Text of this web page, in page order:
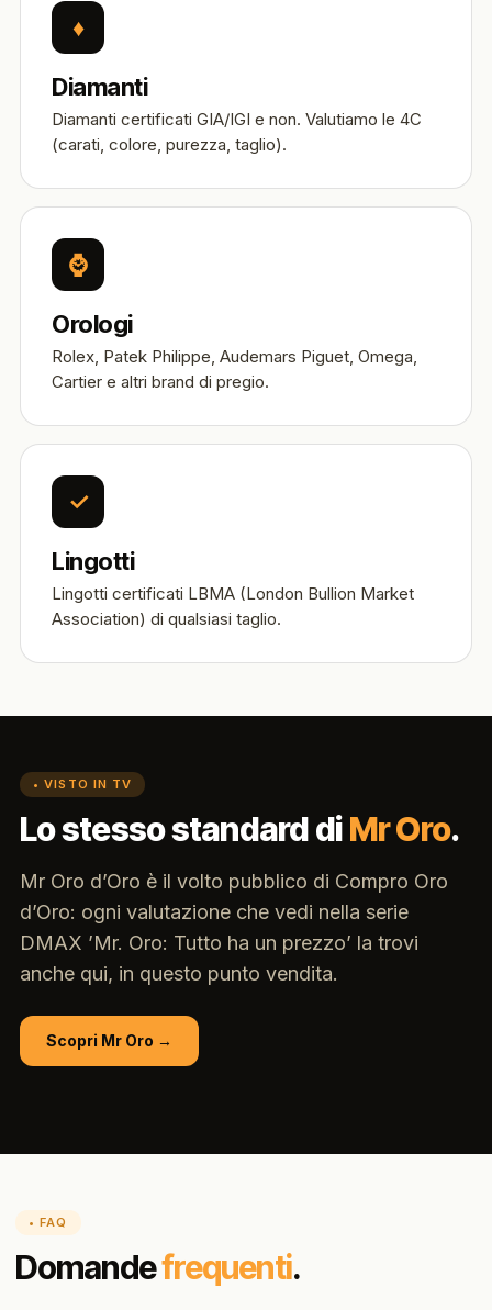
♦
Diamanti
Diamanti certificati GIA/IGI e non. Valutiamo le 4C
(carati, colore, purezza, taglio).
⌚
Orologi
Rolex, Patek Philippe, Audemars Piguet, Omega,
Cartier e altri brand di pregio.
✓
Lingotti
Lingotti certificati LBMA (London Bullion Market
Association) di qualsiasi taglio.
• VISTO IN TV
Lo stesso standard diMr Oro.
Mr Oro d’Oro è il volto pubblico di Compro Oro
d’Oro: ogni valutazione che vedi nella serie
DMAX ’Mr. Oro: Tutto ha un prezzo’ la trovi
anche qui, in questo punto vendita.
Scopri Mr Oro →
• FAQ
Domandefrequenti.